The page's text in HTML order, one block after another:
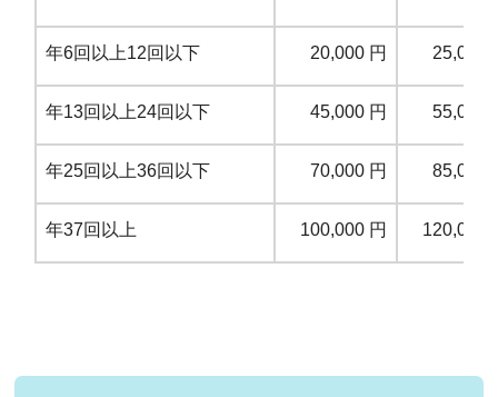
年6回以上12回以下 20,000 円 25,000
年13回以上24回以下 45,000 円 55,000
年25回以上36回以下 70,000 円 85,000
年37回以上 100,000 円 120,000